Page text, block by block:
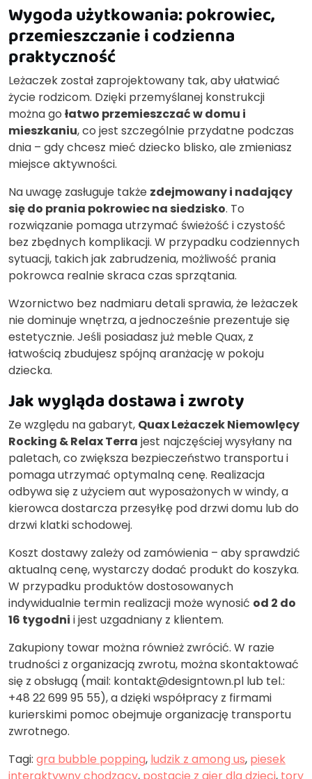
Wygoda użytkowania: pokrowiec,
przemieszczanie i codzienna
praktyczność
Leżaczek został zaprojektowany tak, aby ułatwiać
życie rodzicom. Dzięki przemyślanej konstrukcji
można go łatwo przemieszczać w domu i
mieszkaniu, co jest szczególnie przydatne podczas
dnia – gdy chcesz mieć dziecko blisko, ale zmieniasz
miejsce aktywności.
Na uwagę zasługuje także zdejmowany i nadający
się do prania pokrowiec na siedzisko. To
rozwiązanie pomaga utrzymać świeżość i czystość
bez zbędnych komplikacji. W przypadku codziennych
sytuacji, takich jak zabrudzenia, możliwość prania
pokrowca realnie skraca czas sprzątania.
Wzornictwo bez nadmiaru detali sprawia, że leżaczek
nie dominuje wnętrza, a jednocześnie prezentuje się
estetycznie. Jeśli posiadasz już meble Quax, z
łatwością zbudujesz spójną aranżację w pokoju
dziecka.
Jak wygląda dostawa i zwroty
Ze względu na gabaryt, Quax Leżaczek Niemowlęcy
Rocking & Relax Terra jest najczęściej wysyłany na
paletach, co zwiększa bezpieczeństwo transportu i
pomaga utrzymać optymalną cenę. Realizacja
odbywa się z użyciem aut wyposażonych w windy, a
kierowca dostarcza przesyłkę pod drzwi domu lub do
drzwi klatki schodowej.
Koszt dostawy zależy od zamówienia – aby sprawdzić
aktualną cenę, wystarczy dodać produkt do koszyka.
W przypadku produktów dostosowanych
indywidualnie termin realizacji może wynosić od 2 do
16 tygodni i jest uzgadniany z klientem.
Zakupiony towar można również zwrócić. W razie
trudności z organizacją zwrotu, można skontaktować
się z obsługą (mail: kontakt@designtown.pl lub tel.:
+48 22 699 95 55), a dzięki współpracy z firmami
kurierskimi pomoc obejmuje organizację transportu
zwrotnego.
Tagi: gra bubble popping, ludzik z among us, piesek